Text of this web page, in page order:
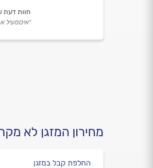
חוות דעת
״איסמעיל
מחירון המזגן לא
החלפת קבל במזגן